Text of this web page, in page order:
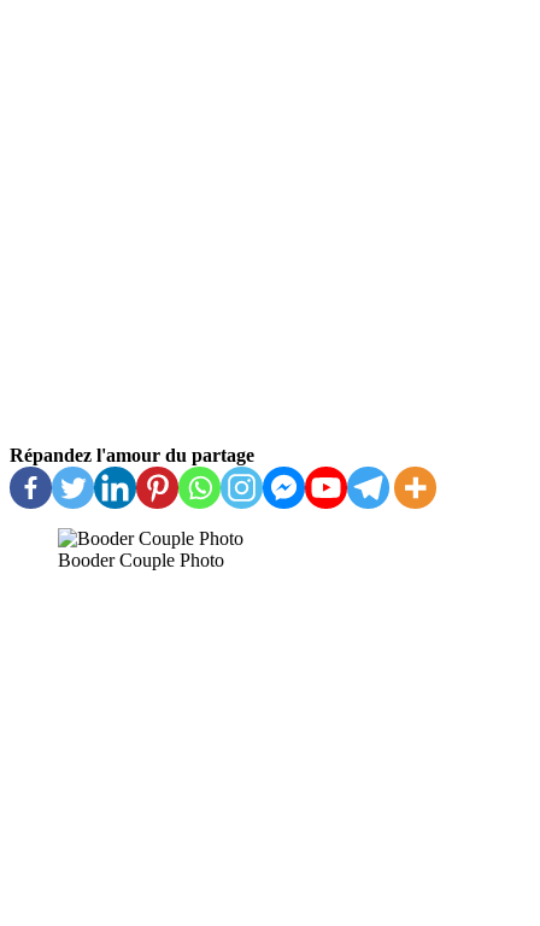
Répandez l'amour du partage
Booder Couple Photo